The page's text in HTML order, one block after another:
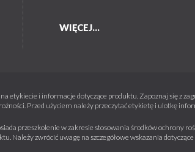
WIĘCEJ...
etykiecie i informacje dotyczące produktu. Zapoznaj się z
Przed użyciem należy przeczytać etykietę i ulotkę
przeszkolenie w zakresie stosowania środków ochrony
zwrócić uwagę na szczegółowe wskazania